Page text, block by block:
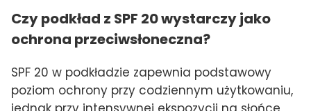
Czy podkład z SPF 20 wystarczy jako
ochrona przeciwsłoneczna?
SPF 20 w podkładzie zapewnia podstawowy
poziom ochrony przy codziennym użytkowaniu,